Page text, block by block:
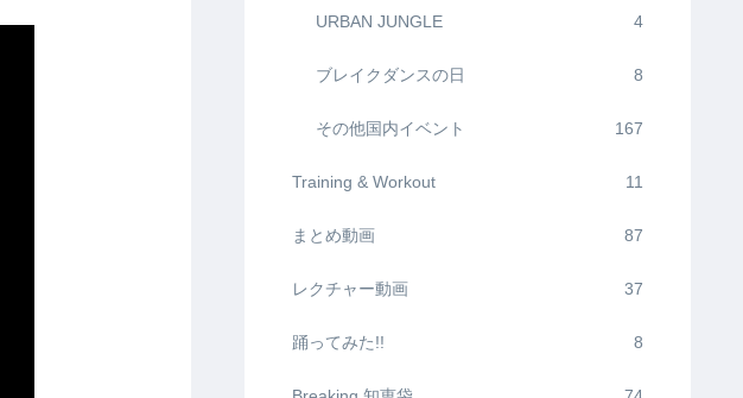
URBAN JUNGLE 4
ブレイクダンスの日 8
その他国内イベント 167
Training & Workout 11
まとめ動画 87
レクチャー動画 37
踊ってみた!! 8